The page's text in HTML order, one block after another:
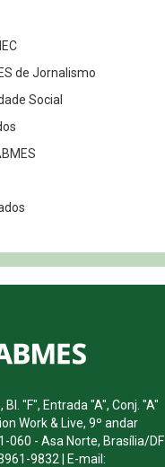
de Jornalismo
Social
Bl. "F", Entrada "A", Conj. "A"
Work & Live, 9º andar
060 - Asa Norte, Brasília/DF
9832 | E-mail: